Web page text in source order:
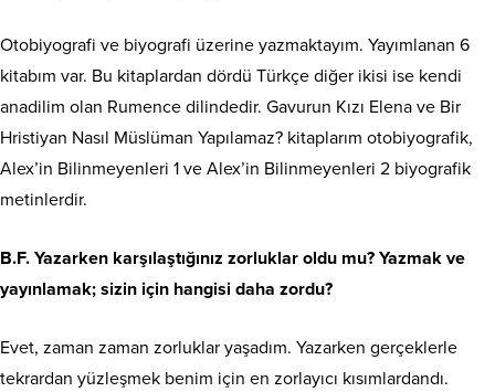
Otobiyografi ve biyografi üzerine yazmaktayım. Yayımlanan 6
kitabım var. Bu kitaplardan dördü Türkçe diğer ikisi ise kendi
anadilim olan Rumence dilindedir. Gavurun Kızı Elena ve Bir
Hristiyan Nasıl Müslüman Yapılamaz? kitaplarım otobiyografik,
Alex’in Bilinmeyenleri 1 ve Alex’in Bilinmeyenleri 2 biyografik
metinlerdir.
B.F. Yazarken karşılaştığınız zorluklar oldu mu? Yazmak ve
yayınlamak; sizin için hangisi daha zordu?
Evet, zaman zaman zorluklar yaşadım. Yazarken gerçeklerle
tekrardan yüzleşmek benim için en zorlayıcı kısımlardandı.